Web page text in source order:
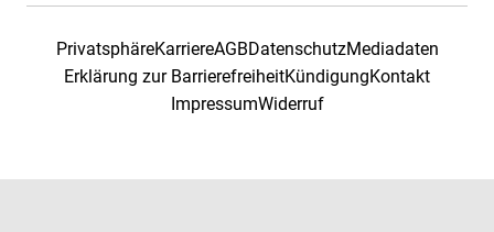
PrivatsphäreKarriereAGBDatenschutzMediadaten
Erklärung zur BarrierefreiheitKündigungKontakt
ImpressumWiderruf